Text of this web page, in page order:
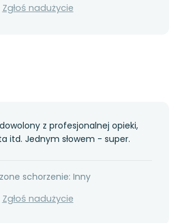
Zgłoś nadużycie
z profesjonalnej opieki,
itd. Jednym słowem - super.
schorzenie: Inny
Zgłoś nadużycie